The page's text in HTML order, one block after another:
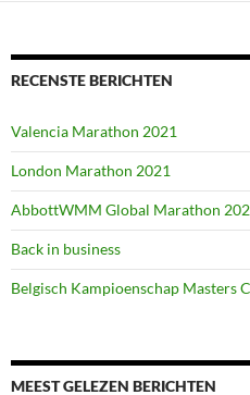
RECENSTE BERICHTEN
Valencia Marathon 2021
London Marathon 2021
AbbottWMM Global Marathon
Back in business
Belgisch Kampioenschap Masters
MEEST GELEZEN BERICHTEN